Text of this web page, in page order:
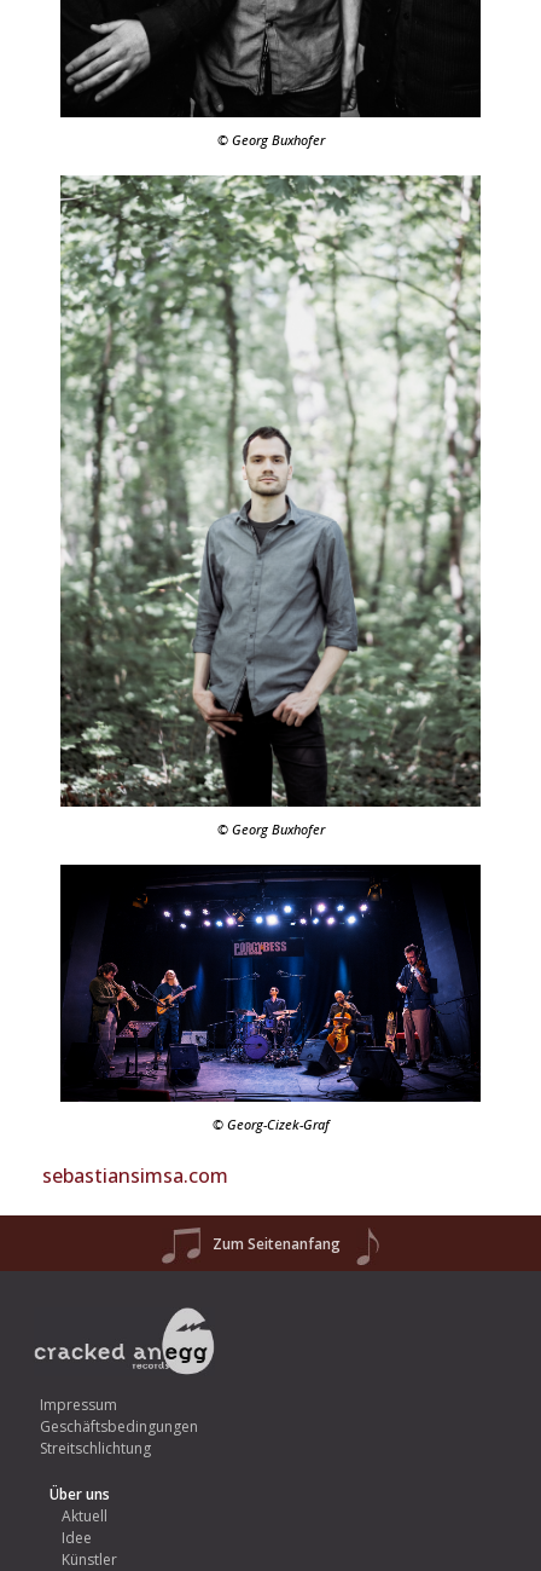
© Georg Buxhofer
© Georg Buxhofer
© Georg-Cizek-Graf
sebastiansimsa.com
Zum Seitenanfang
Impressum
Geschäftsbedingungen
Streitschlichtung
Über uns
Aktuell
Idee
Künstler